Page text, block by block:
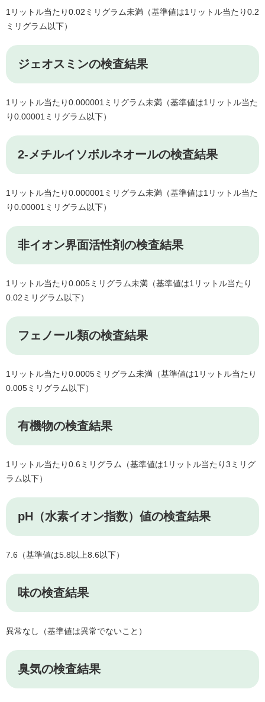
1リットル当たり0.02ミリグラム未満（基準値は1リットル当たり0.2
ミリグラム以下）
ジェオスミンの検査結果
1リットル当たり0.000001ミリグラム未満（基準値は1リットル当た
り0.00001ミリグラム以下）
2-メチルイソボルネオールの検査結果
1リットル当たり0.000001ミリグラム未満（基準値は1リットル当た
り0.00001ミリグラム以下）
非イオン界面活性剤の検査結果
1リットル当たり0.005ミリグラム未満（基準値は1リットル当たり
0.02ミリグラム以下）
フェノール類の検査結果
1リットル当たり0.0005ミリグラム未満（基準値は1リットル当たり
0.005ミリグラム以下）
有機物の検査結果
1リットル当たり0.6ミリグラム（基準値は1リットル当たり3ミリグ
ラム以下）
pH（水素イオン指数）値の検査結果
7.6（基準値は5.8以上8.6以下）
味の検査結果
異常なし（基準値は異常でないこと）
臭気の検査結果